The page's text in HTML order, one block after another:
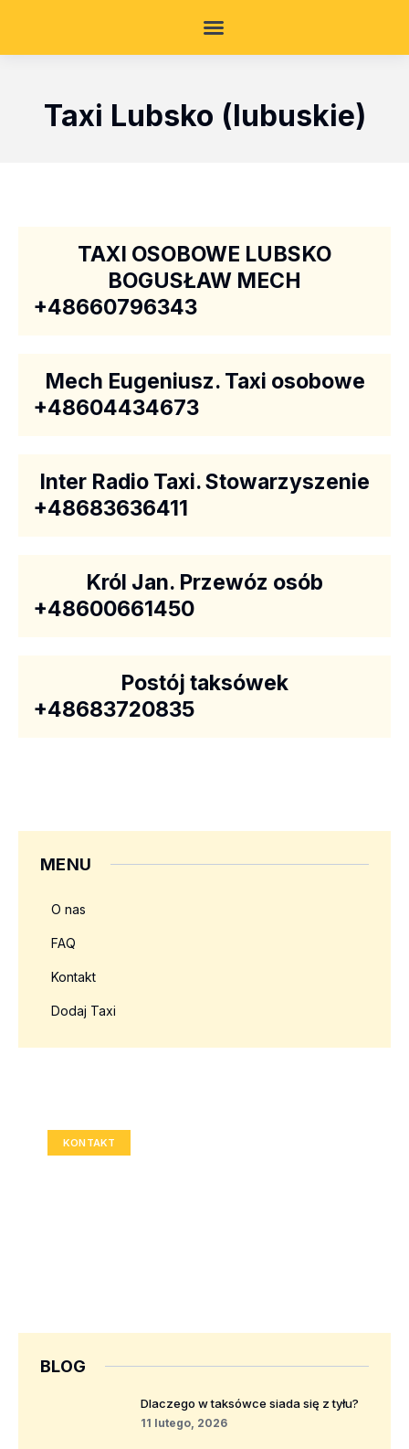
Taxi Lubsko (lubuskie)
TAXI OSOBOWE LUBSKO
BOGUSŁAW MECH
+48660796343
Mech Eugeniusz. Taxi osobowe
+48604434673
Inter Radio Taxi. Stowarzyszenie
+48683636411
Król Jan. Przewóz osób
+48600661450
Postój taksówek
+48683720835
MENU
O nas
FAQ
Kontakt
Dodaj Taxi
KONTAKT
BLOG
Dlaczego w taksówce siada się z tyłu?
11 lutego, 2026